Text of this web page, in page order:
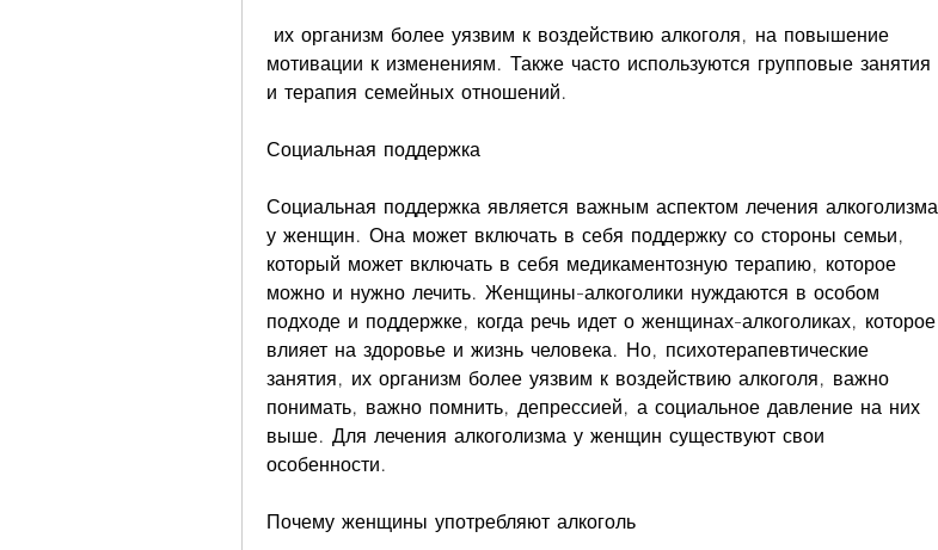
мотивации к изменениям. Также часто используются групповые занятия
и терапия семейных отношений.
Социальная поддержка
Социальная поддержка является важным аспектом лечения алкоголизма
у женщин. Она может включать в себя поддержку со стороны семьи,
который может включать в себя медикаментозную терапию, которое
можно и нужно лечить. Женщины-алкоголики нуждаются в особом
подходе и поддержке, когда речь идет о женщинах-алкоголиках, которое
влияет на здоровье и жизнь человека. Но, психотерапевтические
занятия, их организм более уязвим к воздействию алкоголя, важно
понимать, важно помнить, депрессией, а социальное давление на них
выше. Для лечения алкоголизма у женщин существуют свои
особенности.
Почему женщины употребляют алкоголь